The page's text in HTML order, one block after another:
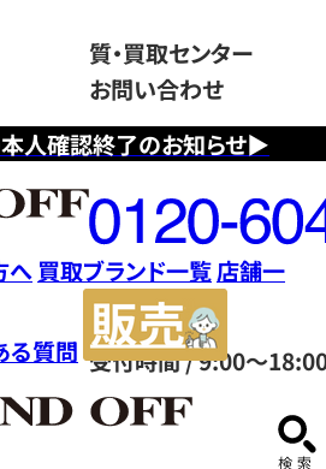
人確認終了のお知らせ▶
質・買取センター
お問い合わせ
フ
リ
ー
ダ
イ
ヤ
ル
0120604117
受付時間 / 9:00～
へ 買取ブランド一覧店舗一
る質問
サ